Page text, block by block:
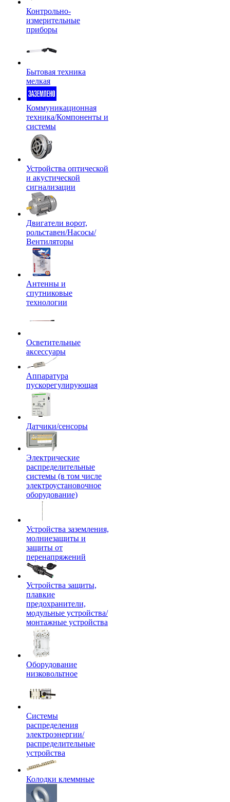
Контрольно-
измерительные
приборы
Бытовая техника
мелкая
Коммуникационная
техника/Компоненты и
системы
Устройства оптической
и акустической
сигнализации
Двигатели ворот,
рольставен/Насосы/
Вентиляторы
Антенны и
спутниковые
технологии
Осветительные
аксессуары
Аппаратура
пускорегулирующая
Датчики/сенсоры
Электрические
распределительные
системы (в том числе
электроустановочное
оборудование)
Устройства заземления,
молниезащиты и
защиты от
перенапряжений
Устройства защиты,
плавкие
предохранители,
модульные устройства/
монтажные устройства
Оборудование
низковольтное
Системы
распределения
электроэнергии/
распределительные
устройства
Колодки клеммные